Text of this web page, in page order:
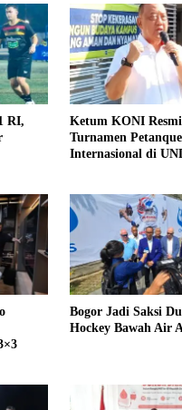
RI,
Ketum KONI
Turnamen Petanque
Internasional di
Bogor Jadi Saksi
Hockey Bawah Air